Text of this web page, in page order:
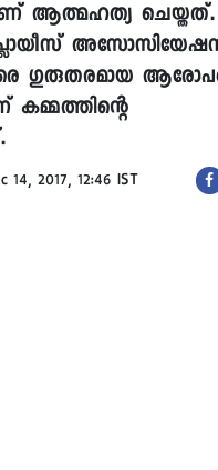
ആത്മഹത്യ
ഗുരുതരമായ
കമ്മത്തിന്റെ
14, 2017, 12:46 IST